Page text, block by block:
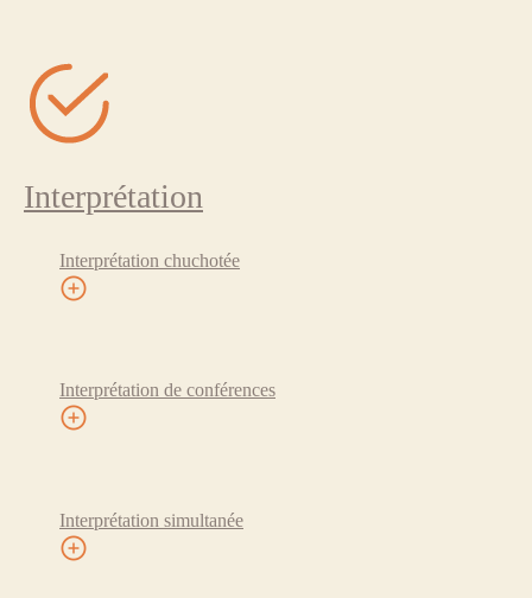
Interprétation
Interprétation chuchotée
Interprétation de conférences
Interprétation simultanée